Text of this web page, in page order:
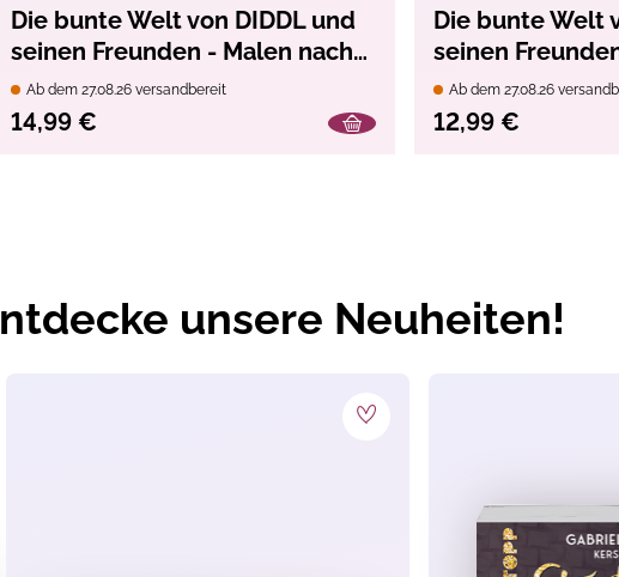
Die bunte Welt von DIDDL und
seinen Freunden - Malen nach
Zahlen
Ab dem 27.08.26 versandbereit
14,99 €
Die bunte Welt
seinen
Life
Ab dem 27.08.26
12,99 €
unsere Neuheiten!